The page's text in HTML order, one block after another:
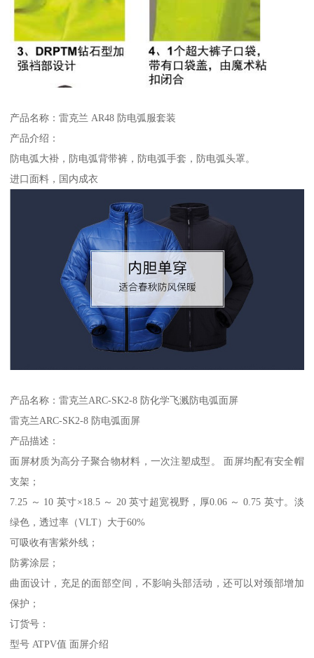
产品名称：雷克兰 AR48 防电弧服套装
产品介绍：
防电弧大褂，防电弧背带裤，防电弧手套，防电弧头罩。
进口面料，国内成衣
产品名称：雷克兰ARC-SK2-8 防化学飞溅防电弧面屏
雷克兰ARC-SK2-8 防电弧面屏
产品描述：
面屏材质为高分子聚合物材料，一次注塑成型。 面屏均配有安全帽
支架；
7.25 ～ 10 英寸×18.5 ～ 20 英寸超宽视野，厚0.06 ～ 0.75 英寸。淡
绿色，透过率（VLT）大于60%
可吸收有害紫外线；
防雾涂层；
曲面设计，充足的面部空间，不影响头部活动，还可以对颈部增加
保护；
订货号：
型号 ATPV值 面屏介绍